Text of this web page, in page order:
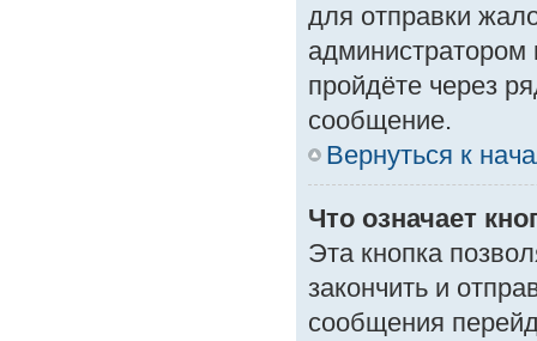
для отправки
пройдёте через
сообщение.
Вернуться к
Что означает
Эта кнопка
закончить и
сообщения